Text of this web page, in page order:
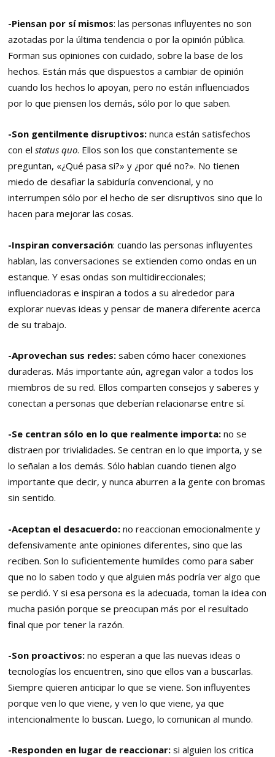
-Piensan por sí mismos: las personas influyentes no son
azotadas por la última tendencia o por la opinión pública.
Forman sus opiniones con cuidado, sobre la base de los
hechos. Están más que dispuestos a cambiar de opinión
cuando los hechos lo apoyan, pero no están influenciados
por lo que piensen los demás, sólo por lo que saben.
-Son gentilmente disruptivos: nunca están satisfechos
con elstatus quo. Ellos son los que constantemente se
preguntan, «¿Qué pasa si?» y ¿por qué no?». No tienen
miedo de desafiar la sabiduría convencional, y no
interrumpen sólo por el hecho de ser disruptivos sino que lo
hacen para mejorar las cosas.
-Inspiran conversación: cuando las personas influyentes
hablan, las conversaciones se extienden como ondas en un
estanque. Y esas ondas son multidireccionales;
influenciadoras e inspiran a todos a su alrededor para
explorar nuevas ideas y pensar de manera diferente acerca
de su trabajo.
-Aprovechan sus redes: saben cómo hacer conexiones
duraderas. Más importante aún, agregan valor a todos los
miembros de su red. Ellos comparten consejos y saberes y
conectan a personas que deberían relacionarse entre sí.
-Se centran sólo en lo que realmente importa: no se
distraen por trivialidades. Se centran en lo que importa, y se
lo señalan a los demás. Sólo hablan cuando tienen algo
importante que decir, y nunca aburren a la gente con bromas
sin sentido.
-Aceptan el desacuerdo:no reaccionan emocionalmente y
defensivamente ante opiniones diferentes, sino que las
reciben. Son lo suficientemente humildes como para saber
que no lo saben todo y que alguien más podría ver algo que
se perdió. Y si esa persona es la adecuada, toman la idea con
mucha pasión porque se preocupan más por el resultado
final que por tener la razón.
-Son proactivos:no esperan a que las nuevas ideas o
tecnologías los encuentren, sino que ellos van a buscarlas.
Siempre quieren anticipar lo que se viene. Son influyentes
porque ven lo que viene, y ven lo que viene, ya que
intencionalmente lo buscan. Luego, lo comunican al mundo.
-Responden en lugar de reaccionar:si alguien los critica